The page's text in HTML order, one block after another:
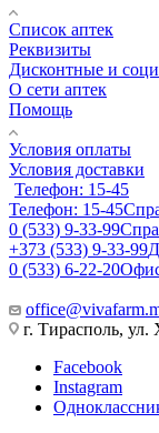
Список аптек
Реквизиты
Дисконтные и
О сети аптек
Помощь
Условия оплаты
Условия доставки
Телефон: 15-45
Телефон: 15-45
0 (533) 9-33-99
+373 (533) 9-33-99
0 (533) 6-22-20
г. Тирасполь,
Facebook
Instagram